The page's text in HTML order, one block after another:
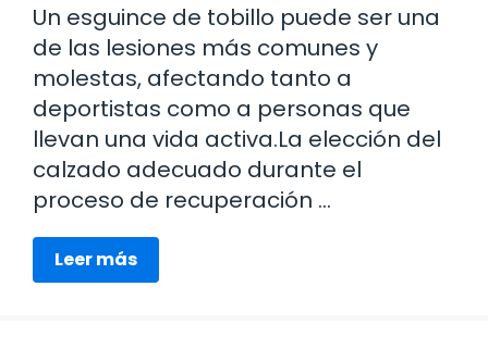
Un esguince de tobillo puede ser una
de las lesiones más comunes y
molestas, afectando tanto a
deportistas como a personas que
llevan una vida activa.La elección del
calzado adecuado durante el
proceso de recuperación …
Leer más